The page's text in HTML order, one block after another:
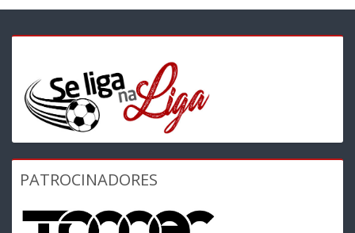
PATROCINADORES